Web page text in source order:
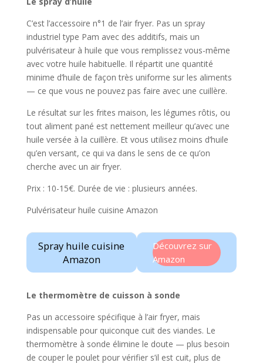
C’est l’accessoire n°1 de l’air fryer. Pas un spray
industriel type Pam avec des additifs, mais un
pulvérisateur à huile que vous remplissez vous-même
avec votre huile habituelle. Il répartit une quantité
minime d’huile de façon très uniforme sur les aliments
— ce que vous ne pouvez pas faire avec une cuillère.
Le résultat sur les frites maison, les légumes rôtis, ou
tout aliment pané est nettement meilleur qu’avec une
huile versée à la cuillère. Et vous utilisez moins d’huile
qu’en versant, ce qui va dans le sens de ce qu’on
cherche avec un air fryer.
Prix : 10-15€. Durée de vie : plusieurs années.
Pulvérisateur huile cuisine Amazon
Spray huile cuisine
Amazon
Découvrez sur
Amazon
Le thermomètre de cuisson à sonde
Pas un accessoire spécifique à l’air fryer, mais
indispensable pour quiconque cuit des viandes. Le
thermomètre à sonde élimine le doute — plus besoin
de couper le poulet pour vérifier s’il est cuit, plus de